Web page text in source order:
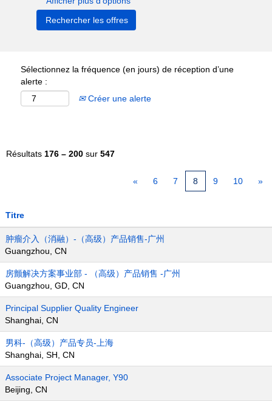
Sélectionnez la fréquence (en jours) de réception d’une
alerte :
Créer une alerte
Résultats 176 – 200 sur 547
« 6 7 8 9 10 »
Titre
肿瘤介入（消融）-（高级）产品销售-广州
Guangzhou, CN
房颤解决方案事业部 - （高级）产品销售 -广州
Guangzhou, GD, CN
Principal Supplier Quality Engineer
Shanghai, CN
男科-（高级）产品专员-上海
Shanghai, SH, CN
Associate Project Manager, Y90
Beijing, CN